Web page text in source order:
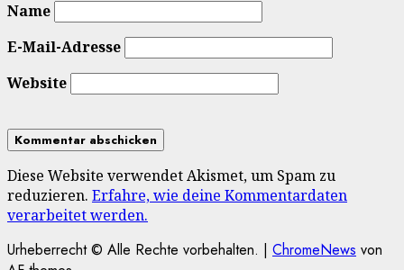
Name
E-Mail-Adresse
Website
Diese Website verwendet Akismet, um Spam zu
reduzieren. Erfahre, wie deine Kommentardaten
verarbeitet werden.
Urheberrecht © Alle Rechte vorbehalten. | ChromeNews von